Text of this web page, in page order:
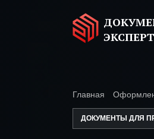
ЭКСПЕРТ
Главная
ДОКУМЕНТЫ ДЛЯ